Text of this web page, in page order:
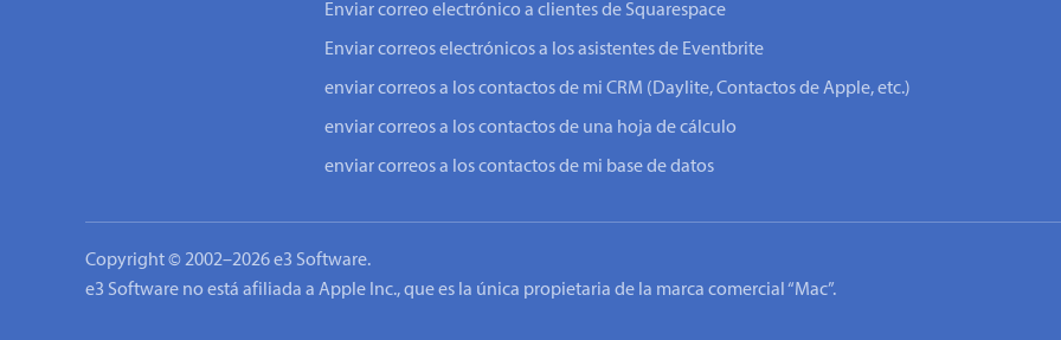
Enviar correo electrónico a clientes de Squarespace
Enviar correos electrónicos a los asistentes de Eventbrite
enviar correos a los contactos de mi CRM (Daylite, Contactos de Apple, etc.)
enviar correos a los contactos de una hoja de cálculo
enviar correos a los contactos de mi base de datos
Copyright © 2002–2026 e3 Software.
e3 Software no está afiliada a Apple Inc., que es la única propietaria de la marca comercial “Mac”.